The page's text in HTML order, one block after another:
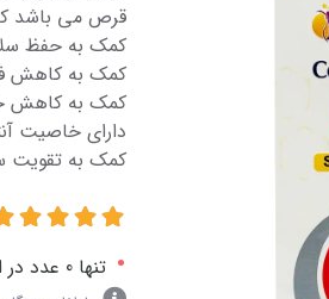
قرص می باشد که
کمک به حفظ
کمک به کاهش
کمک به کاهش
دارای خاصیت
کمک به تقویت
• تنها 0 عدد در انبار باقی مانده